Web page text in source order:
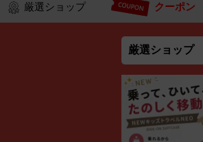
厳選ショップ クーポン
厳選ショップ